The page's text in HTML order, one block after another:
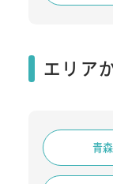
エリア
青